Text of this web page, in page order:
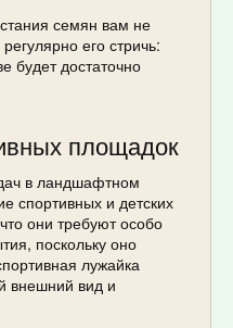
семян вам не
его стричь:
будет достаточно
площадок
в ландшафтном
спортивных и детских
они требуют особо
поскольку оно
лужайка
внешний вид и